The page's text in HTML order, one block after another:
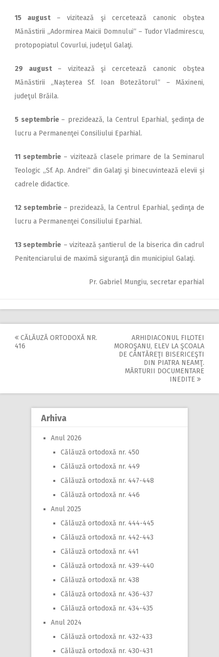
15 august– vizitează şi cercetează canonic obştea
Mănăstirii „Adormirea Maicii Domnului“ – Tudor Vladmirescu,
protopopiatul Covurlui, judeţul Galaţi.
29 august – vizitează şi cercetează canonic obştea
Mănăstirii „Nașterea Sf. Ioan Botezătorul“ – Măxineni,
judeţul Brăila.
5 septembrie – prezidează, la Centrul Eparhial, şedinţa de
lucru a Permanenţei Consiliului Eparhial.
11 septembrie– vizitează clasele primare de la Seminarul
Teologic „Sf. Ap. Andrei“ din Galaţi şi binecuvintează elevii și
cadrele didactice.
12 septembrie – prezidează, la Centrul Eparhial, şedinţa de
lucru a Permanenţei Consiliului Eparhial.
13 septembrie – vizitează șantierul de la biserica din cadrul
Penitenciarului de maximă siguranţă din municipiul Galaţi.
Pr. Gabriel Mungiu, secretar eparhial
Post
CĂLĂUZĂ ORTODOXĂ NR.
416
ARHIDIACONUL FILOTEI
MOROŞANU, ELEV LA ŞCOALA
DE CÂNTĂREŢI BISERICEŞTI
DIN PIATRA NEAMŢ.
MĂRTURII DOCUMENTARE
INEDITE
Arhiva
Anul 2026
Călăuză ortodoxă nr. 450
Călăuză ortodoxă nr. 449
Călăuză ortodoxă nr. 447-448
Călăuză ortodoxă nr. 446
Anul 2025
Călăuză ortodoxă nr. 444-445
Călăuză ortodoxă nr. 442-443
Călăuză ortodoxă nr. 441
Călăuză ortodoxă nr. 439-440
Călăuză ortodoxă nr. 438
Călăuză ortodoxă nr. 436-437
Călăuză ortodoxă nr. 434-435
Anul 2024
Călăuză ortodoxă nr. 432-433
Călăuză ortodoxă nr. 430-431